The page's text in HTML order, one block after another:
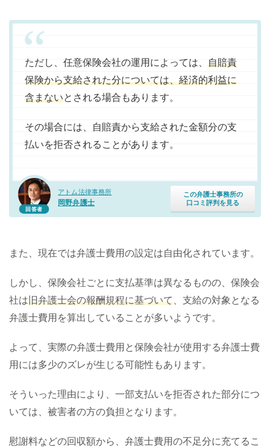
回答者
アトム法律事務所
岡野弁護士
この弁護士事務所の
口コミ評判を見る
ただし、任意保険会社の運用によっては、 自賠責
保険から支給された分については、経済的利益に
含まないとされる場合もあります。
その場合には、自賠責から支給された金額分の支
払いを拒否されることがあります。
また、現在では弁護士費用の設定は自由化されています。
しかし、保険会社ごとに支払基準は異なるものの、保険会
社は旧弁護士会の報酬規程に基づいて 、支給の対象となる
弁護士費用を算出していることが多いようです。
よって、実際の弁護士費用と保険会社が使用する弁護士費
用には多少のズレが生じる可能性もあります。
そういった理由により、一部支払いを拒否された部分につ
いては、被害者の方の負担となります。
慰謝料などの回収額から、弁護士費用の不足分に充てるこ